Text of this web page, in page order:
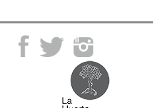
Facebook TwitterInstagram